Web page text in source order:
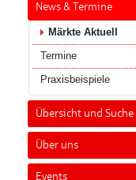
News & Termine
Märkte Aktuell
Termine
Praxisbeispiele
Übersicht und Suche
Über uns
Events